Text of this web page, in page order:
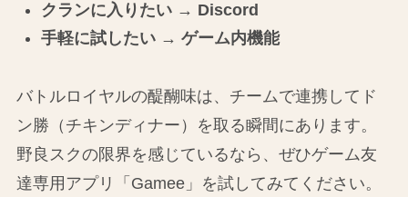
クランに入りたい → Discord
手軽に試したい → ゲーム内機能
バトルロイヤルの醍醐味は、チームで連携してド
ン勝（チキンディナー）を取る瞬間にあります。
野良スクの限界を感じているなら、ぜひゲーム友
達専用アプリ「Gamee」を試してみてください。